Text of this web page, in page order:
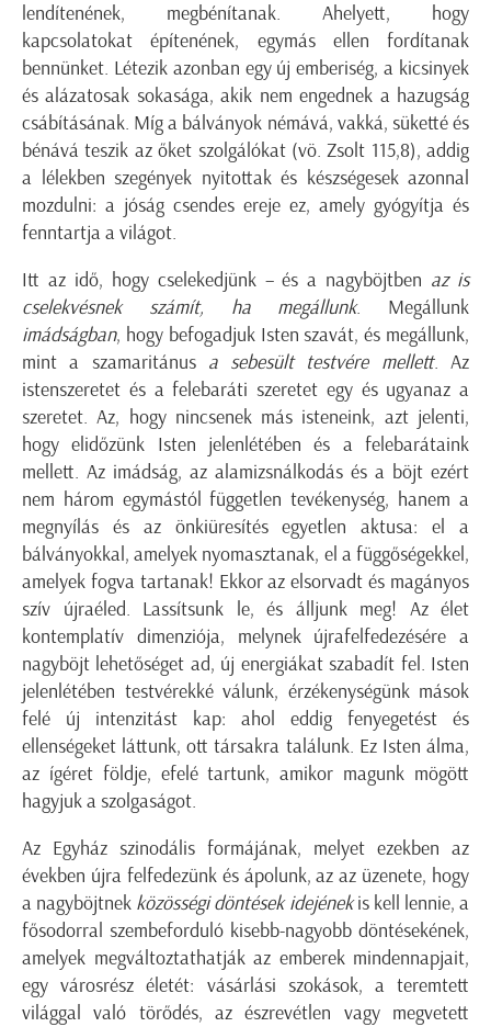
lendítenének, megbénítanak. Ahelyett, hogy
kapcsolatokat építenének, egymás ellen fordítanak
bennünket. Létezik azonban egy új emberiség, a kicsinyek
és alázatosak sokasága, akik nem engednek a hazugság
csábításának. Míg a bálványok némává, vakká, süketté és
bénává teszik az őket szolgálókat (vö. Zsolt 115,8), addig
a lélekben szegények nyitottak és készségesek azonnal
mozdulni: a jóság csendes ereje ez, amely gyógyítja és
fenntartja a világot.
Itt az idő, hogy cselekedjünk – és a nagyböjtben az is
cselekvésnek számít, ha megállunk. Megállunk
imádságban, hogy befogadjuk Isten szavát, és megállunk,
mint a szamaritánusa sebesült testvére mellett. Az
istenszeretet és a felebaráti szeretet egy és ugyanaz a
szeretet. Az, hogy nincsenek más isteneink, azt jelenti,
hogy elidőzünk Isten jelenlétében és a felebarátaink
mellett. Az imádság, az alamizsnálkodás és a böjt ezért
nem három egymástól független tevékenység, hanem a
megnyílás és az önkiüresítés egyetlen aktusa: el a
bálványokkal, amelyek nyomasztanak, el a függőségekkel,
amelyek fogva tartanak! Ekkor az elsorvadt és magányos
szív újraéled. Lassítsunk le, és álljunk meg! Az élet
kontemplatív dimenziója, melynek újrafelfedezésére a
nagyböjt lehetőséget ad, új energiákat szabadít fel. Isten
jelenlétében testvérekké válunk, érzékenységünk mások
felé új intenzitást kap: ahol eddig fenyegetést és
ellenségeket láttunk, ott társakra találunk. Ez Isten álma,
az ígéret földje, efelé tartunk, amikor magunk mögött
hagyjuk a szolgaságot.
Az Egyház szinodális formájának, melyet ezekben az
években újra felfedezünk és ápolunk, az az üzenete, hogy
a nagyböjtnek közösségi döntések idejénekis kell lennie, a
fősodorral szembeforduló kisebb-nagyobb döntésekének,
amelyek megváltoztathatják az emberek mindennapjait,
egy városrész életét: vásárlási szokások, a teremtett
világgal való törődés, az észrevétlen vagy megvetett